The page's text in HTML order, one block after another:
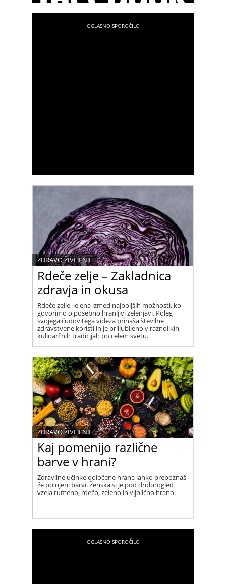
Rdeče zelje – Zakladnica
zdravja in okusa
ZDRAVO ŽIVLJENJE
Rdeče zelje, je ena izmed najboljših možnosti, ko
govorimo o posebno hranljivi zelenjavi. Poleg
svojega čudovitega videza prinaša številne
zdravstvene koristi in je priljubljeno v raznolikih
kulinarčnih tradicijah po celem svetu.
Kaj pomenijo različne
barve v hrani?
ZDRAVO ŽIVLJENJE
Zdravilne učinke določene hrane lahko prepoznaš
že po njeni barvi. Ženska.si je pod drobnogled
vzela rumeno, rdečo, zeleno in vijolično hrano.